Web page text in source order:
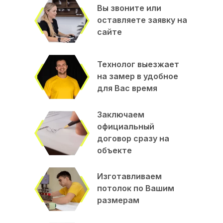
люстры и подвесные светильники.
Особенно эффектно выглядит сочетание фотопечати со
создаёт дополнительный объём и усиливает визуальный
Где используются натяжные потолки
с фотопечатью?
Такие конструкции могут устанавливаться практически в
любых помещениях:
спальни;
детские комнаты;
кухни;
прихожие;
Вы звоните или
оставляете заявку на
сайте
Технолог выезжает
на замер в удобное
для Вас время
Заключаем
официальный
договор сразу на
объекте
Изготавливаем
потолок по Вашим
размерам